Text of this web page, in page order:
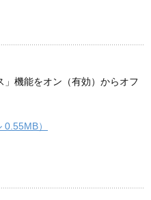
」機能をオン（有効）からオフ
）